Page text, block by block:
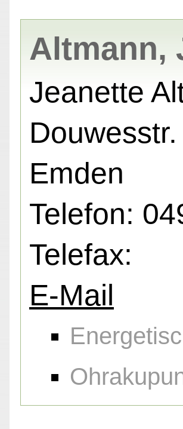
Altmann,
Jeanette
Emden
Telefon:
Telefax:
E-Mail